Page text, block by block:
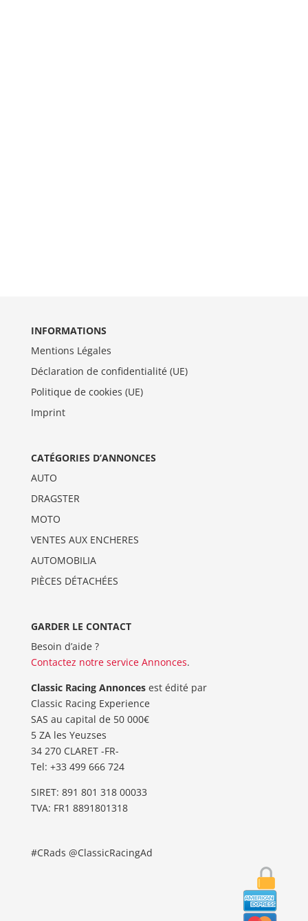
INFORMATIONS
Mentions Légales
Déclaration de confidentialité (UE)
Politique de cookies (UE)
Imprint
CATÉGORIES D’ANNONCES
AUTO
DRAGSTER
MOTO
VENTES AUX ENCHERES
AUTOMOBILIA
PIÈCES DÉTACHÉES
GARDER LE CONTACT
Besoin d’aide ?
Contactez notre service Annonces.
Classic Racing Annoncesest édité par
Classic Racing Experience
SAS au capital de 50 000€
5 ZA les Yeuzses
34 270 CLARET -FR-
Tel: ‭+33 499 666 724‬
SIRET: 891 801 318 00033
TVA: FR1 8891801318
#CRads @ClassicRacingAd